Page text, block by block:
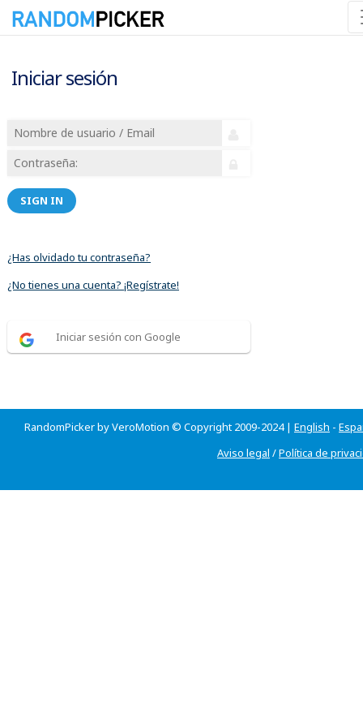
Iniciar sesión
SIGN IN
¿Has olvidado tu contraseña?
¿No tienes una cuenta? ¡Regístrate!
Iniciar sesión con Google
RandomPicker by VeroMotion © Copyright 2009-2024 | English -
Aviso legal /Política de